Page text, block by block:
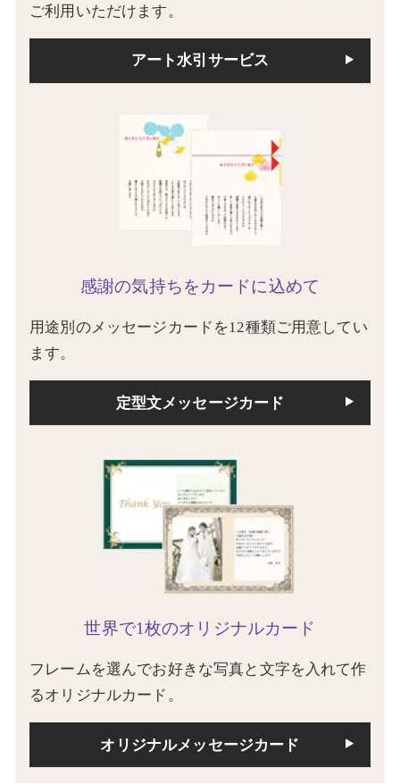
ご利用いただけます。
アート水引サービス
感謝の気持ちをカードに込めて
用途別のメッセージカードを12種類ご用意してい
ます。
定型文メッセージカード
世界で1枚のオリジナルカード
フレームを選んでお好きな写真と文字を入れて作
るオリジナルカード。
オリジナルメッセージカード